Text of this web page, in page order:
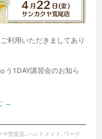
利用いただきましてあり
う1DAY講習会のお知ら
→
ヤ荒尾店,ハンドメイド, ワーク